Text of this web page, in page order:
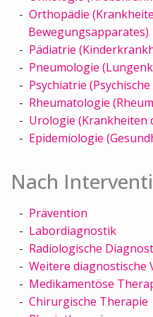
Orthopädie
Bewegungsapparates)
Pädiatrie
Pneumologie
Psychiatrie
Rheumatologie
Urologie (Krankheiten
Epidemiologie
Nach
Prävention
Labordiagnostik
Radiologische
Weitere diagnostische
Medikamentöse
Chirurgische Therapie